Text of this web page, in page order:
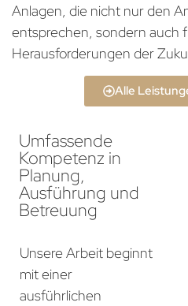
Anlagen, die nicht nur den
entsprechen, sondern auch
Herausforderungen der
Alle
Umfassende
Kompetenz in
Planung,
Ausführung und
Betreuung
Unsere Arbeit beginnt
mit einer
ausführlichen